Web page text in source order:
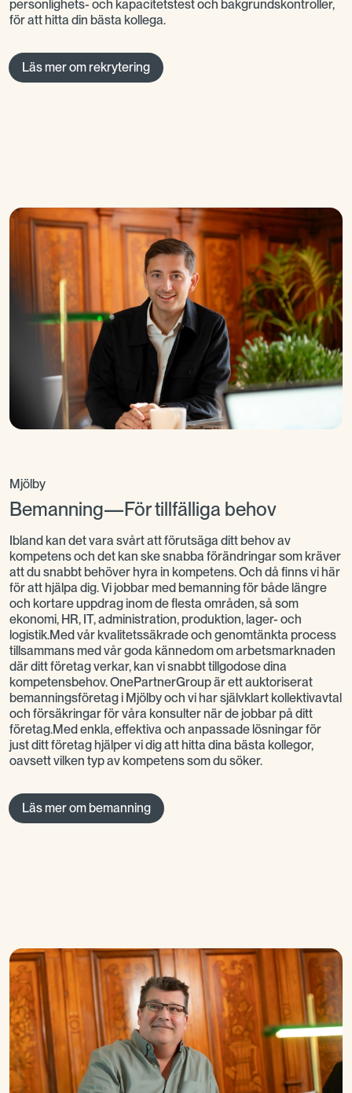
personlighets- och kapacitetstest och bakgrundskontroller,
för att hitta din bästa kollega.
Läs mer om rekrytering
Mjölby
Bemanning—För tillfälliga behov
Ibland kan det vara svårt att förutsäga ditt behov av
kompetens och det kan ske snabba förändringar som kräver
att du snabbt behöver hyra in kompetens. Och då finns vi här
för att hjälpa dig. Vi jobbar med bemanning för både längre
och kortare uppdrag inom de flesta områden, så som
ekonomi, HR, IT, administration, produktion, lager- och
logistik.Med vår kvalitetssäkrade och genomtänkta process
tillsammans med vår goda kännedom om arbetsmarknaden
där ditt företag verkar, kan vi snabbt tillgodose dina
kompetensbehov. OnePartnerGroup är ett auktoriserat
bemanningsföretag i Mjölby och vi har självklart kollektivavtal
och försäkringar för våra konsulter när de jobbar på ditt
företag.Med enkla, effektiva och anpassade lösningar för
just ditt företag hjälper vi dig att hitta dina bästa kollegor,
oavsett vilken typ av kompetens som du söker.
Läs mer om bemanning